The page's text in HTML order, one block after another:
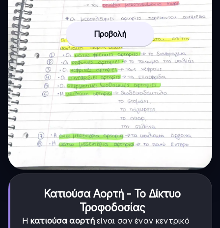
Προβολή
Κατιούσα Αορτή - Το Δίκτυο
Τροφοδοσίας
Η κατιούσα αορτήείναι σαν έναν κεντρικό